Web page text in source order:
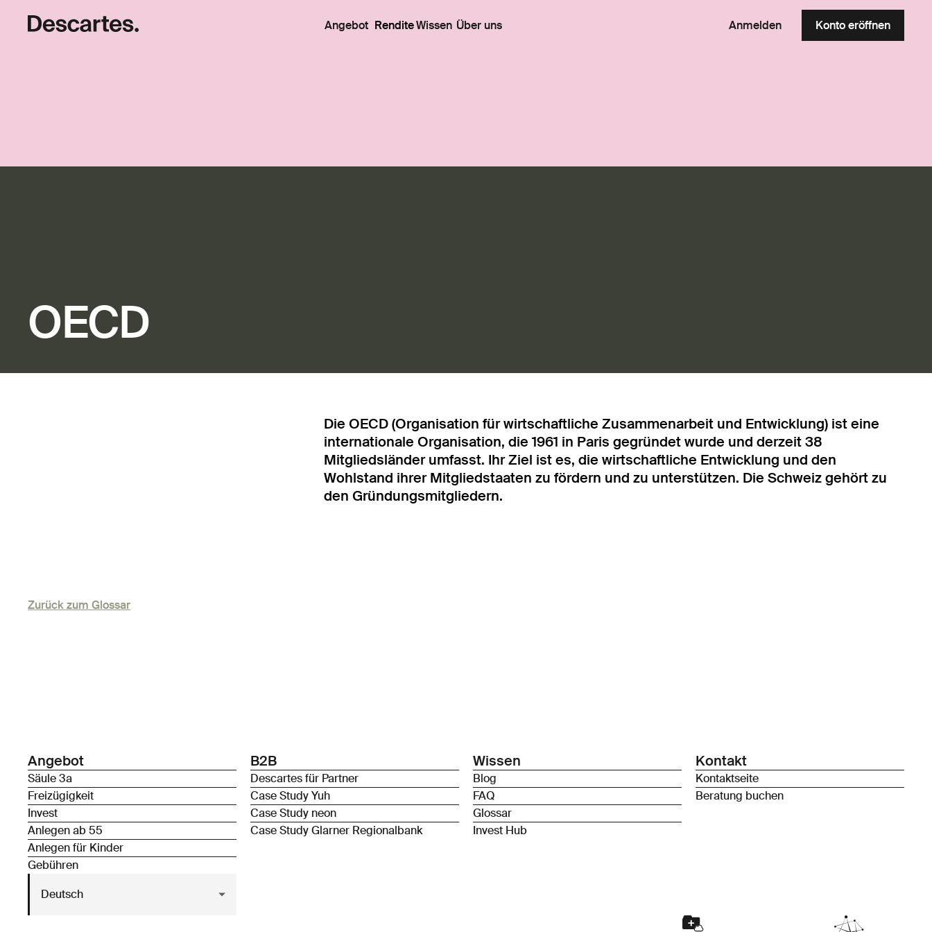
Angebot RenditeWissen Über uns Anmelden Konto eröffnen
OECD
Die OECD (Organisation für wirtschaftliche Zusammenarbeit und Entwicklung) ist eine
internationale Organisation, die 1961 in Paris gegründet wurde und derzeit 38
Mitgliedsländer umfasst. Ihr Ziel ist es, die wirtschaftliche Entwicklung und den
Wohlstand ihrer Mitgliedstaaten zu fördern und zu unterstützen. Die Schweiz gehört zu
den Gründungsmitgliedern.
Zurück zum Glossar
Angebot
Säule 3a
Freizügigkeit
Invest
Anlegen ab 55
Anlegen für Kinder
Gebühren
B2B
Descartes für Partner
Case Study Yuh
Case Study neon
Case Study Glarner Regionalbank
Wissen
Blog
FAQ
Glossar
Invest Hub
Kontakt
Kontaktseite
Beratung buchen
Deutsch